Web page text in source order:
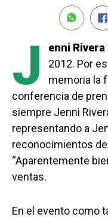
J enni Rivera
2012. Por
memoria la
conferencia de
siempre Jenni
representando a
reconocimientos
“Aparentemente
ventas.
En el evento como